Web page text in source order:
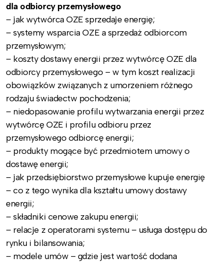
dla odbiorcy przemysłowego
– jak wytwórca OZE sprzedaje energię;
– systemy wsparcia OZE a sprzedaż odbiorcom
przemysłowym;
– koszty dostawy energii przez wytwórcę OZE dla
odbiorcy przemysłowego – w tym koszt realizacji
obowiązków związanych z umorzeniem różnego
rodzaju świadectw pochodzenia;
– niedopasowanie profilu wytwarzania energii przez
wytwórcę OZE i profilu odbioru przez
przemysłowego odbiorcę energii;
– produkty mogące być przedmiotem umowy o
dostawę energii;
– jak przedsiębiorstwo przemysłowe kupuje energię
– co z tego wynika dla kształtu umowy dostawy
energii;
– składniki cenowe zakupu energii;
– relacje z operatorami systemu – usługa dostępu do
rynku i bilansowania;
– modele umów – gdzie jest wartość dodana